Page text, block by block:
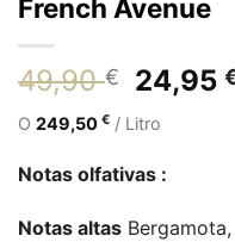
French Avenue
49,90€
El
precio
original
era:
49,90 €.
24,95
O 249,50 € / Litro
Notas olfativas :
Notas altas